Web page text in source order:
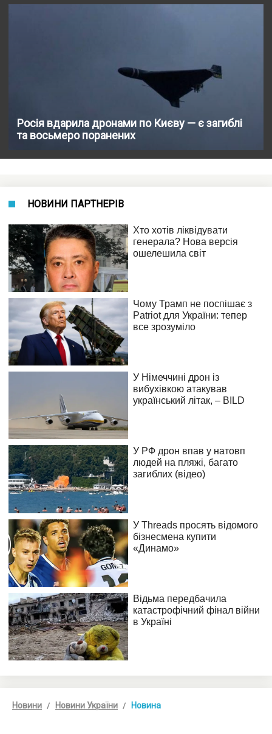
Росія вдарила дронами по Києву — є загиблі
та восьмеро поранених
НОВИНИ ПАРТНЕРІВ
Новини Новини України Новина